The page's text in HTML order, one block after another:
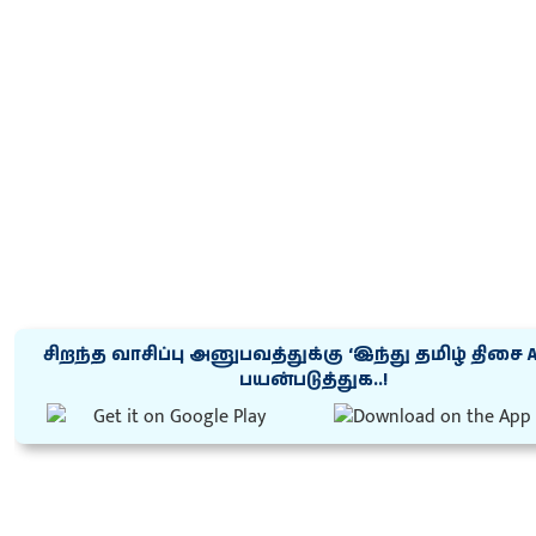
சிறந்த வாசிப்பு அனுபவத்துக்கு ‘இந்து தமிழ் திசை
பயன்படுத்துக..!